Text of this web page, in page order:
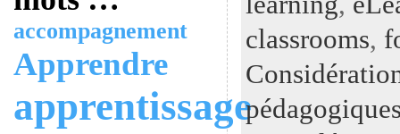
accompagnement
Apprendre
apprentissage
classrooms,